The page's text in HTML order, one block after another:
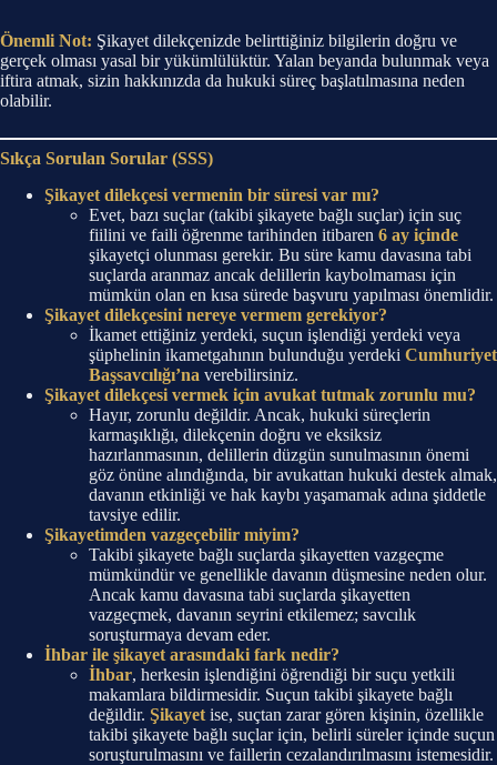
Önemli Not: Şikayet dilekçenizde belirttiğiniz bilgilerin doğru ve
gerçek olması yasal bir yükümlülüktür. Yalan beyanda bulunmak veya
iftira atmak, sizin hakkınızda da hukuki süreç başlatılmasına neden
olabilir.
Sıkça Sorulan Sorular (SSS)
Şikayet dilekçesi vermenin bir süresi var mı?
Evet, bazı suçlar (takibi şikayete bağlı suçlar) için suç
fiilini ve faili öğrenme tarihinden itibaren 6 ay içinde
şikayetçi olunması gerekir. Bu süre kamu davasına tabi
suçlarda aranmaz ancak delillerin kaybolmaması için
mümkün olan en kısa sürede başvuru yapılması önemlidir.
Şikayet dilekçesini nereye vermem gerekiyor?
İkamet ettiğiniz yerdeki, suçun işlendiği yerdeki veya
şüphelinin ikametgahının bulunduğu yerdeki Cumhuriyet
Başsavcılığı’na verebilirsiniz.
Şikayet dilekçesi vermek için avukat tutmak zorunlu mu?
Hayır, zorunlu değildir. Ancak, hukuki süreçlerin
karmaşıklığı, dilekçenin doğru ve eksiksiz
hazırlanmasının, delillerin düzgün sunulmasının önemi
göz önüne alındığında, bir avukattan hukuki destek almak,
davanın etkinliği ve hak kaybı yaşamamak adına şiddetle
tavsiye edilir.
Şikayetimden vazgeçebilir miyim?
Takibi şikayete bağlı suçlarda şikayetten vazgeçme
mümkündür ve genellikle davanın düşmesine neden olur.
Ancak kamu davasına tabi suçlarda şikayetten
vazgeçmek, davanın seyrini etkilemez; savcılık
soruşturmaya devam eder.
İhbar ile şikayet arasındaki fark nedir?
İhbar, herkesin işlendiğini öğrendiği bir suçu yetkili
makamlara bildirmesidir. Suçun takibi şikayete bağlı
değildir. Şikayet ise, suçtan zarar gören kişinin, özellikle
takibi şikayete bağlı suçlar için, belirli süreler içinde suçun
soruşturulmasını ve faillerin cezalandırılmasını istemesidir.